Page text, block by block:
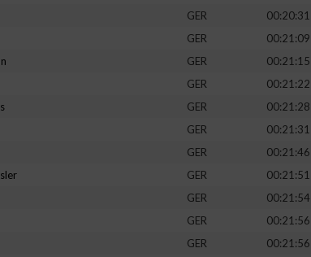
GER
00:20:31
GER
00:21:09
GER
00:21:15
GER
00:21:22
GER
00:21:28
GER
00:21:31
GER
00:21:46
GER
00:21:51
GER
00:21:54
GER
00:21:56
GER
00:21:56